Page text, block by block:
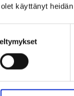
käyttänyt
(Sisältää alvin)